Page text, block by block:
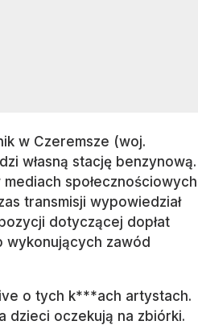
w Czeremsze (woj.
własną stację benzynową.
mediach społecznościowych
transmisji wypowiedział
dotyczącej dopłat
wykonujących zawód
o tych k***ach artystach.
dzieci oczekują na zbiórki.